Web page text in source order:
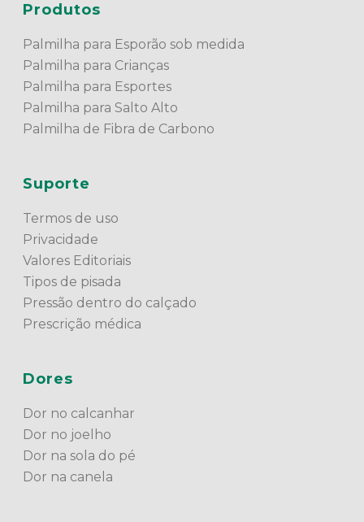
Produtos
Palmilha para Esporão sob medida
Palmilha para Crianças
Palmilha para Esportes
Palmilha para Salto Alto
Palmilha de Fibra de Carbono
Suporte
Termos de uso
Privacidade
Valores Editoriais
Tipos de pisada
Pressão dentro do calçado
Prescrição médica
Dores
Dor no calcanhar
Dor no joelho
Dor na sola do pé
Dor na canela